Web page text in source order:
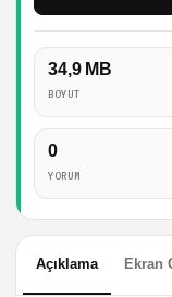
34,9 MB
BOYUT
0
YORUM
Açıklama Ekran